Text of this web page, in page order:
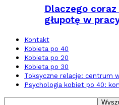
Dlaczego
głupotę w
Kontakt
Kobieta po 40
Kobieta po 20
Kobieta po 30
Toksyczne relacje: centrum
Psychologia kobiet po 40: